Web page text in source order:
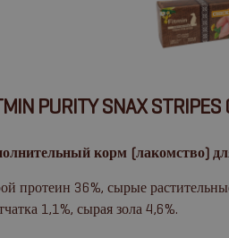
PURITY SNAX STRIPES
корм (лакомство)
протеин 36%, сырые
1,1%, сырая зола 4,6%.